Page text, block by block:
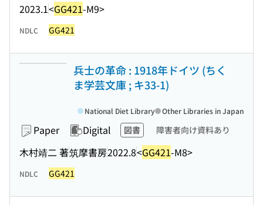
2023.1<GG421-M9>
NDLC GG421
兵士の革命 : 1918年ドイツ (ちく
ま学芸文庫 ; キ33-1)
Paper Digital 図書 障害者向け資料あり
木村靖二 著筑摩書房2022.8<GG421-M8>
National Diet Library Other Libraries in Japan
NDLC GG421